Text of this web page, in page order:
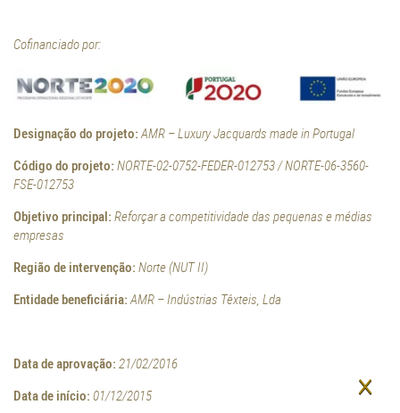
Cofinanciado por:
Designação do projeto: AMR – Luxury Jacquards made in Portugal
Código do projeto: NORTE-02-0752-FEDER-012753 / NORTE-06-3560-
FSE-012753
Objetivo principal: Reforçar a competitividade das pequenas e médias
empresas
Região de intervenção: Norte (NUT II)
Entidade beneficiária: AMR – Indústrias Têxteis, Lda
Data de aprovação: 21/02/2016
Data de início: 01/12/2015
×